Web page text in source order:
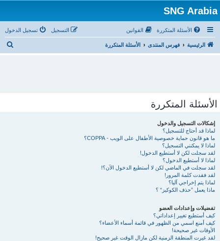
SNG Arabia
الأسئلة المتكررة القوانين تسجيل الدخول التسجيل
الرئيسية فهرس المنتدى الأسئلة المتكررة
الأسئلة المتكررة
إشكالات التسجيل والدخول
لماذا قد أحتاج للتسجيل؟
ما هو قانون حماية خصوصية الأطفال على الويب - COPPA؟
لماذا لا يمكنني التسجيل؟
لقد سجلت لكن لا أستطيع الدخول!
لماذا لا أستطيع الدخول؟
لقد سجلت في الماضي لكن لا أستطيع الدخول الآن؟!
لقد فقدت كلمة المرور!
لماذا يتم إخراجي آليا؟
ماذا يعمل ”حذف الكوكيز“ ؟
تفضيلات وإعدادات العضو
كيف أستطيع تغيير إعداداتي؟
كيف أمنع اسمي من الظهور في قائمة أسماء الأعضاء؟
الأوقات غير صحيحة!
لقد غيرت المنطقة الزمنية لكن مازال الوقت غير صحيح!